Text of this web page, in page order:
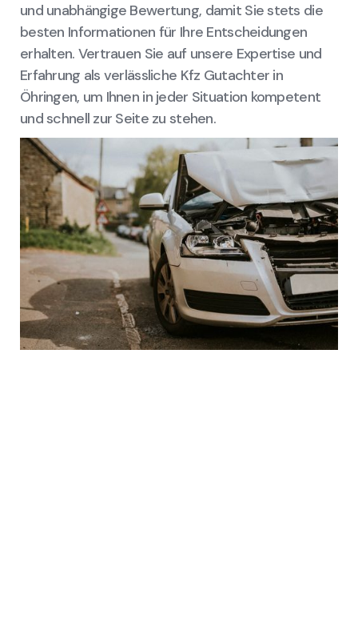
und unabhängige Bewertung, damit Sie stets die
besten Informationen für Ihre Entscheidungen
erhalten. Vertrauen Sie auf unsere Expertise und
Erfahrung als verlässliche Kfz Gutachter in
Öhringen, um Ihnen in jeder Situation kompetent
und schnell zur Seite zu stehen.